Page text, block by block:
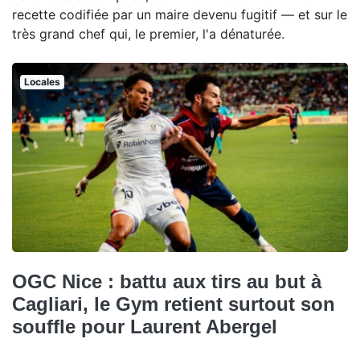
recette codifiée par un maire devenu fugitif — et sur le
très grand chef qui, le premier, l'a dénaturée.
Locales
OGC Nice : battu aux tirs au but à
Cagliari, le Gym retient surtout son
souffle pour Laurent Abergel